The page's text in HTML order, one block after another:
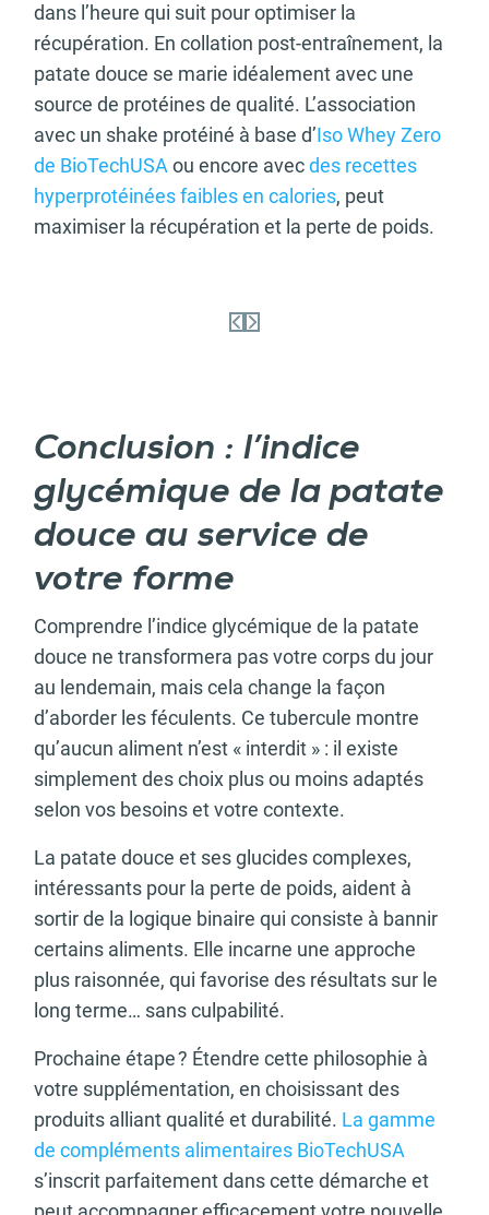
dans l’heure qui suit pour optimiser la
récupération. En collation post-entraînement, la
patate douce se marie idéalement avec une
source de protéines de qualité. L’association
avec un shake protéiné à base d’Iso Whey Zero
de BioTechUSA ou encore avecdes recettes
hyperprotéinées faibles en calories, peut
maximiser la récupération et la perte de poids.
Conclusion : l’indice
glycémique de la patate
douce au service de
votre forme
Comprendre l’indice glycémique de la patate
douce ne transformera pas votre corps du jour
au lendemain, mais cela change la façon
d’aborder les féculents. Ce tubercule montre
qu’aucun aliment n’est « interdit » : il existe
simplement des choix plus ou moins adaptés
selon vos besoins et votre contexte.
La patate douce et ses glucides complexes,
intéressants pour la perte de poids, aident à
sortir de la logique binaire qui consiste à bannir
certains aliments. Elle incarne une approche
plus raisonnée, qui favorise des résultats sur le
long terme… sans culpabilité.
Prochaine étape ? Étendre cette philosophie à
votre supplémentation, en choisissant des
produits alliant qualité et durabilité. La gamme
de compléments alimentaires BioTechUSA
s’inscrit parfaitement dans cette démarche et